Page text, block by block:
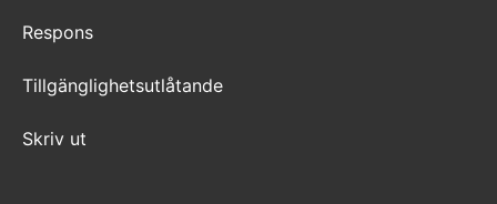
Respons
Tillgänglighetsutlåtande
Skriv ut